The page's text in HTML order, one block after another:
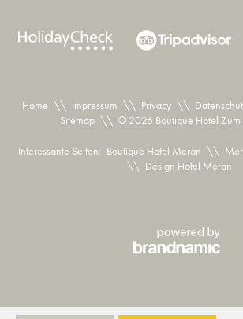
Interessante Seiten: Boutique Hotel Meran \\
\\ Design Hotel Meran
Home \\ Impressum \\ Privacy \\
Sitemap \\ © 2026 Boutique Hotel Zum